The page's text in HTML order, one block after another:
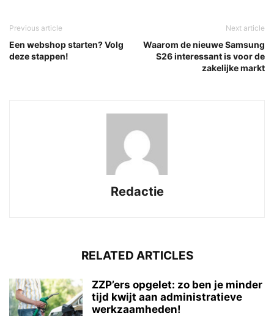
Previous article
Een webshop starten? Volg
deze stappen!
Next article
Waarom de nieuwe Samsung
S26 interessant is voor de
zakelijke markt
Redactie
RELATED ARTICLES
ZZP’ers opgelet: zo ben je minder
tijd kwijt aan administratieve
werkzaamheden!